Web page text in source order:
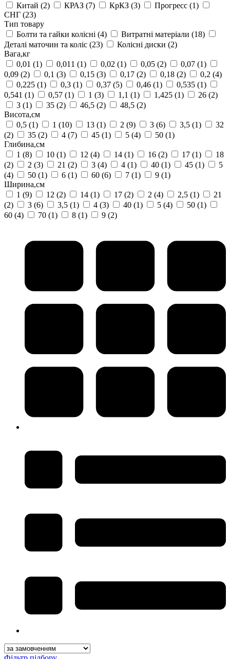
Китай (2) КРАЗ (7) КрКЗ (3) Прогресс (1)
СНГ (23)
Тип товару
Болти та гайки колісні (4) Витратні матеріали (18)
Деталі маточин та коліс (23) Колісні диски (2)
Вага,кг
0,01 (1) 0,011 (1) 0,02 (1) 0,05 (2) 0,07 (1)
0,09 (2) 0,1 (3) 0,15 (3) 0,17 (2) 0,18 (2) 0,2 (4)
0,225 (1) 0,3 (1) 0,37 (5) 0,46 (1) 0,535 (1)
0,541 (1) 0,57 (1) 1 (3) 1,1 (1) 1,425 (1) 26 (2)
3 (1) 35 (2) 46,5 (2) 48,5 (2)
Висота,см
0,5 (1) 1 (10) 13 (1) 2 (9) 3 (6) 3,5 (1)
32
(2)
35 (2) 4 (7) 45 (1) 5 (4) 50 (1)
Глибина,см
1 (8) 10 (1) 12 (4) 14 (1) 16 (2) 17 (1)
18
(2)
2 (3) 21 (2) 3 (4) 4 (1) 40 (1) 45 (1)
5
(4)
50 (1) 6 (1) 60 (6) 7 (1) 9 (1)
Ширина,см
1 (9) 12 (2) 14 (1) 17 (2) 2 (4) 2,5 (1)
21
(2)
3 (6) 3,5 (1) 4 (3) 40 (1) 5 (4) 50 (1)
60 (4) 70 (1) 8 (1) 9 (2)